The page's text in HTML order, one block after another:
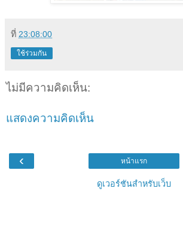
ที่ 23:08:00
ใช้ร่วมกัน
ไม่มีความคิดเห็น:
แสดงความคิดเห็น
‹ หน้าแรก
ดูเวอร์ชันสำหรับเว็บ